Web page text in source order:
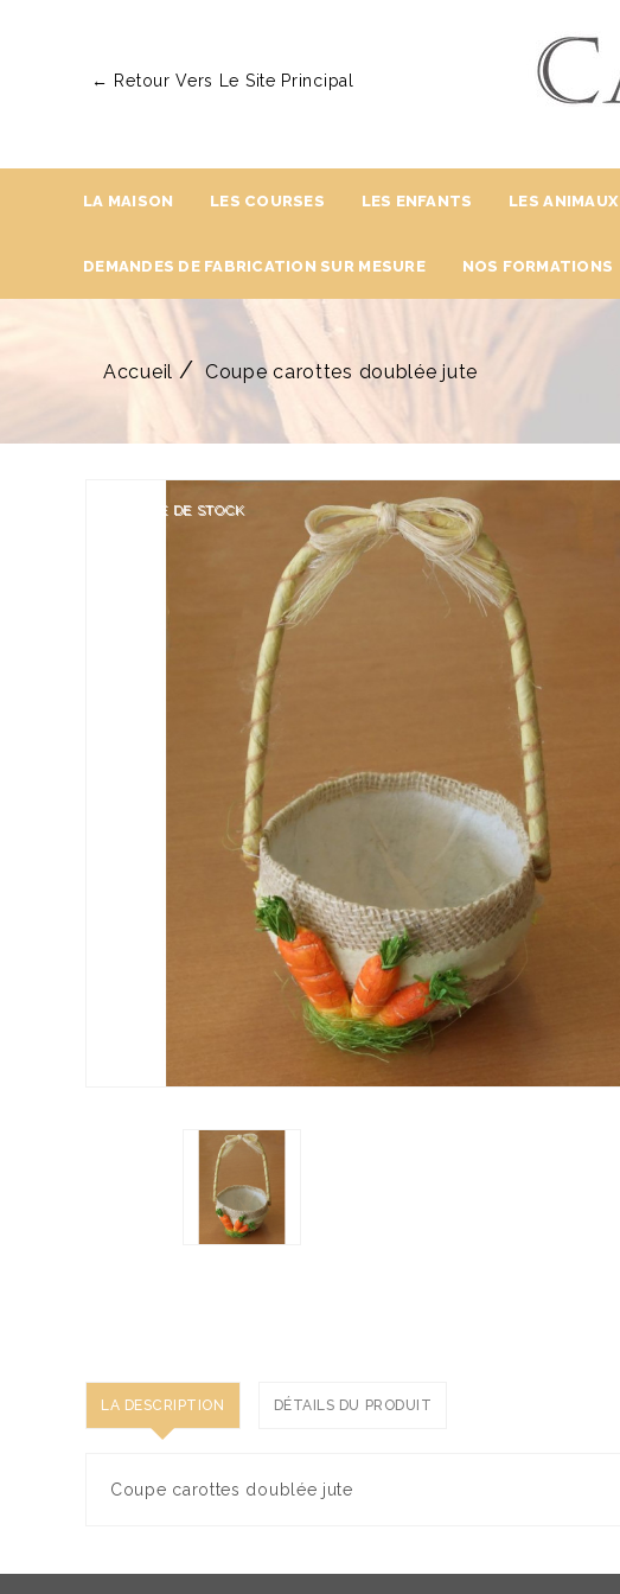
← Retour Vers Le Site Principal
LA MAISON LES COURSES LES ENFANTS LES ANIMAUX
DEMANDES DE FABRICATION SUR MESURE NOS FORMATIONS
Accueil Coupe carottes doublée jute
RUPTURE DE STOCK
RUPTURE DE STOCK
LA DESCRIPTION DÉTAILS DU PRODUIT
Coupe carottes doublée jute